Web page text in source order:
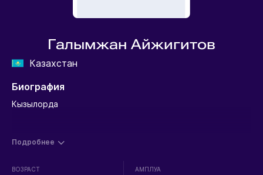
Галымжан Айжигитов
Казахстан
Биография
Кызылорда
Подробнее
ВОЗРАСТ АМПЛУА